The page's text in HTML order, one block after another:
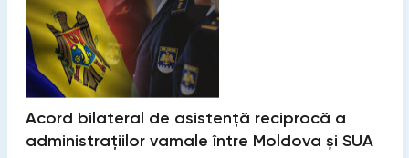
Acord bilateral de asistență reciprocă a
administrațiilor vamale între Moldova și SUA